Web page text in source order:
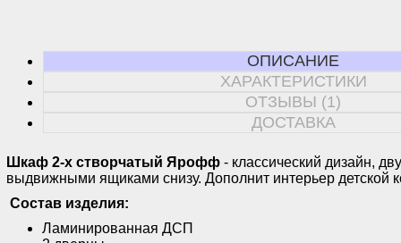
ОПИСАНИЕ
ХАРАКТЕРИСТИКИ
ОТЗЫВЫ (1)
ДОСТАВКА
Шкаф 2-х створчатый Ярофф - классический дизайн,
выдвижными ящиками снизу. Дополнит интерьер детской
Состав изделия:
Ламинированная ДСП